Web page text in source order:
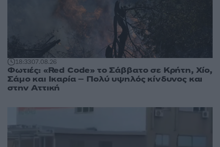
18:3307.08.26
Φωτιές: «Red Code» το Σάββατο σε Κρήτη, Χίο,
Σάμο και Ικαρία – Πολύ υψηλός κίνδυνος και
στην Αττική